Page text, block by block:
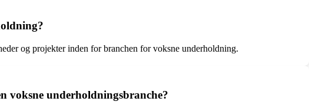
og projekter inden for branchen for voksne underholdning.
voksne underholdningsbranche?